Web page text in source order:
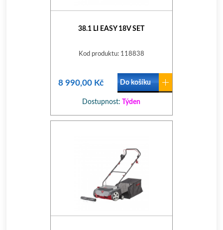
38.1 LI EASY 18V SET
Kod produktu: 118838
8 990,00 Kč Do košíku
Dostupnost: Týden